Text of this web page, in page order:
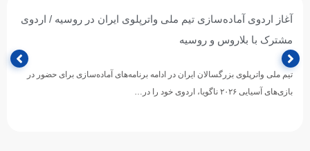
آغاز اردوی آماده‌سازی تیم ملی واترپلوی ایران در روسیه / اردوی
مشترک با بلاروس و روسیه
تیم ملی واترپلوی بزرگسالان ایران در ادامه برنامه‌های آماده‌سازی برای حضور در
بازی‌های آسیایی ۲۰۲۶ ناگویا، اردوی خود را در…